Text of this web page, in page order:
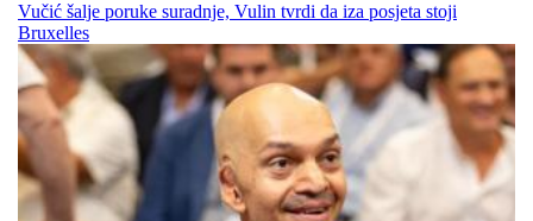
Vučić šalje poruke suradnje, Vulin tvrdi da iza posjeta stoji
Bruxelles